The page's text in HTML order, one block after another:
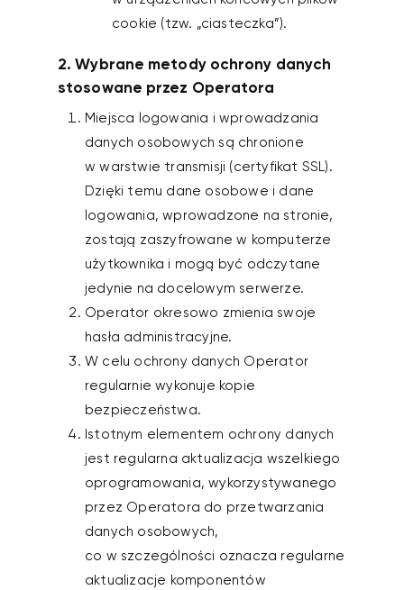
cookie (tzw. „ciasteczka”).
2. Wybrane metody ochrony danych
stosowane przez Operatora
Miejsca logowania i wprowadzania
danych osobowych są chronione
w warstwie transmisji (certyfikat SSL).
Dzięki temu dane osobowe i dane
logowania, wprowadzone na stronie,
zostają zaszyfrowane w komputerze
użytkownika i mogą być odczytane
jedynie na docelowym serwerze.
Operator okresowo zmienia swoje
hasła administracyjne.
W celu ochrony danych Operator
regularnie wykonuje kopie
bezpieczeństwa.
Istotnym elementem ochrony danych
jest regularna aktualizacja wszelkiego
oprogramowania, wykorzystywanego
przez Operatora do przetwarzania
danych osobowych,
co w szczególności oznacza regularne
aktualizacje komponentów